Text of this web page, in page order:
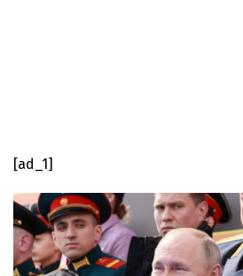
[ad_1]